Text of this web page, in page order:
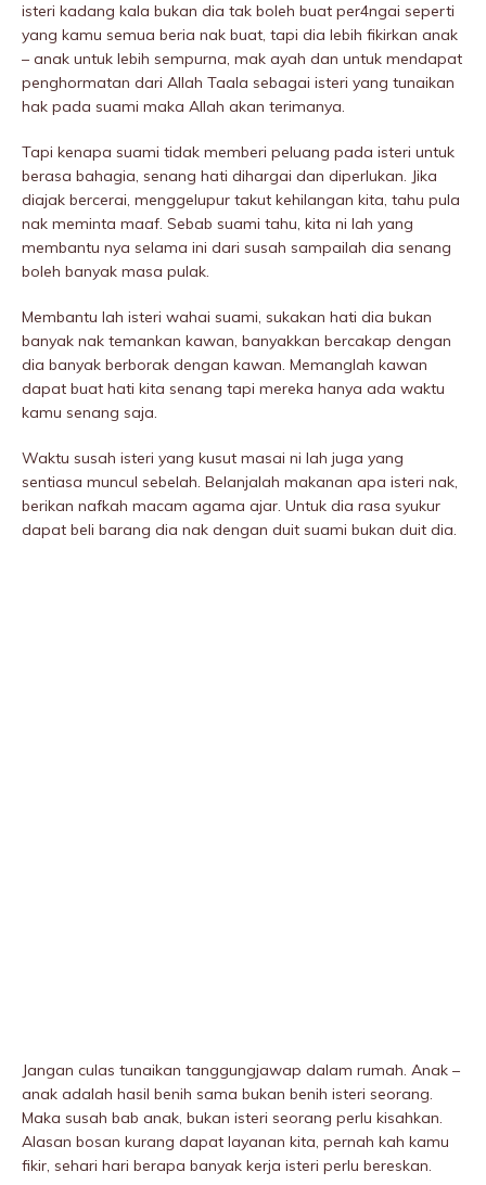
isteri kadang kala bukan dia tak boleh buat per4ngai seperti
yang kamu semua beria nak buat, tapi dia lebih fikirkan anak
– anak untuk lebih sempurna, mak ayah dan untuk mendapat
penghormatan dari Allah Taala sebagai isteri yang tunaikan
hak pada suami maka Allah akan terimanya.
Tapi kenapa suami tidak memberi peluang pada isteri untuk
berasa bahagia, senang hati dihargai dan diperIukan. Jika
diajak bercerai, menggeIupur takut kehilangan kita, tahu pula
nak meminta maaf. Sebab suami tahu, kita ni lah yang
membantu nya selama ini dari susah sampailah dia senang
boleh banyak masa pulak.
Membantu lah isteri wahai suami, sukakan hati dia bukan
banyak nak temankan kawan, banyakkan bercakap dengan
dia banyak berborak dengan kawan. Memanglah kawan
dapat buat hati kita senang tapi mereka hanya ada waktu
kamu senang saja.
Waktu susah isteri yang kusut masai ni lah juga yang
sentiasa muncul sebeIah. Belanjalah makanan apa isteri nak,
berikan nafkah macam agama ajar. Untuk dia rasa syukur
dapat beli barang dia nak dengan duit suami bukan duit dia.
Jangan culas tunaikan tanggungjawap dalam rumah. Anak –
anak adalah hasil benih sama bukan benih isteri seorang.
Maka susah bab anak, bukan isteri seorang perlu kisahkan.
Alasan bosan kurang dapat layanan kita, pernah kah kamu
fikir, sehari hari berapa banyak kerja isteri perlu bereskan.